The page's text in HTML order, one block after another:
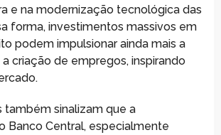
e na modernização tecnológica das
forma, investimentos massivos em
podem impulsionar ainda mais a
criação de empregos, inspirando
também sinalizam que a
Banco Central, especialmente